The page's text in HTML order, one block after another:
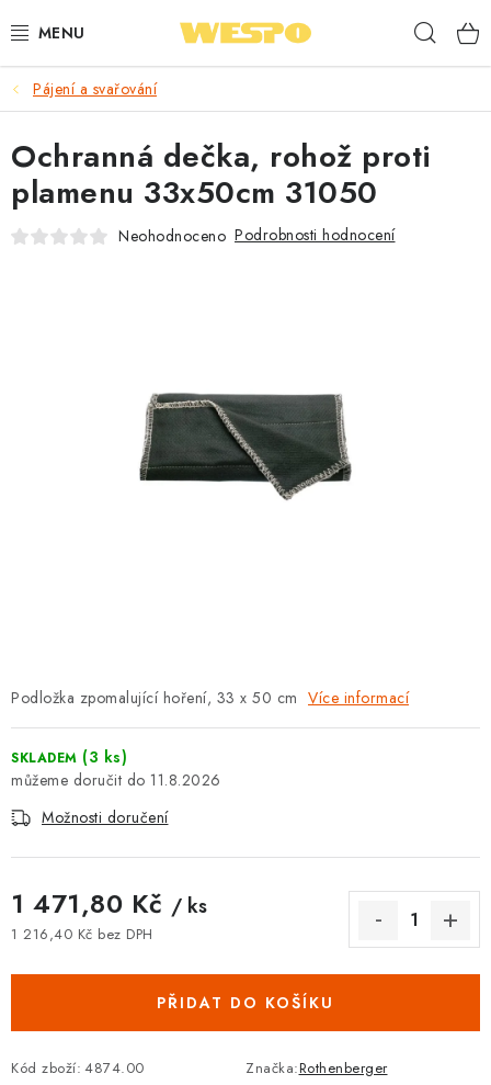
na
ARMATURY PRO TOPENÍ A VODU
TOPENÍ A OHŘEV VODY
TVAROVKY A TRUBKY
OBCHODNÍ PODMÍNKY
🚚 STAV OBJEDNÁVKY
VRÁCENÍ ZBOŽÍ A REKLAMACE
MOJE OBJEDNÁVKA
Pájení a svařování
Podložka zpomalující hoření, 33 x 50 cm Více informací
SKLADEM (3 ks)
11.8.2026
Možnosti doručení
1 471,80 Kč / ks
1 216,40 Kč bez DPH
PŘIDAT DO KOŠÍKU
Kód zboží: 4874.00 Značka:Rothenberger
Ochranná dečka, rohož proti
plamenu 33x50cm 31050
Neohodnoceno Podrobnosti hodnocení